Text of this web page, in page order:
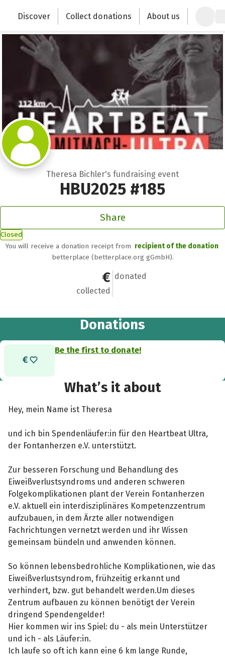
Change the world with your donation
Discover Collect donations About us
Theresa Bichler's fundraising event
HBU2025 #185
Share
Closed
You will receive a donation receipt from recipient of the donation
betterplace (betterplace.org gGmbH).
€0
collected
0
donated
Donations
Be the first to donate!
What’s it about
Hey, mein Name ist Theresa
und ich bin Spendenläufer:in für den Heartbeat Ultra,
der Fontanherzen e.V. unterstützt.
Zur besseren Forschung und Behandlung des
Eiweißverlustsyndroms und anderen schweren
Folgekomplikationen plant der Verein Fontanherzen
e.V. aktuell ein interdisziplinäres Kompetenzzentrum
aufzubauen, in dem Ärzte aller notwendigen
Fachrichtungen vernetzt werden und ihr Wissen
gemeinsam bündeln und anwenden können.
So können lebensbedrohliche Komplikationen, wie das
Eiweißverlustsyndrom, frühzeitig erkannt und
verhindert, bzw. gut behandelt werden.Um dieses
Zentrum aufbauen zu können benötigt der Verein
dringend Spendengelder!
Hier kommen wir ins Spiel: du - als mein Unterstützer
und ich - als Läufer:in.
Ich laufe so oft ich kann eine 6 km lange Runde,